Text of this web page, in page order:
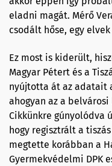
eladni magát. Mérő
csodált hőse, egy
Ez most is kiderült,
Magyar Pétert és a
nyújtotta át az adatait
ahogyan az a
Cikkünkre gúnyolódva
hogy regisztrált a
megtette korábban a
Gyermekvédelmi DPK